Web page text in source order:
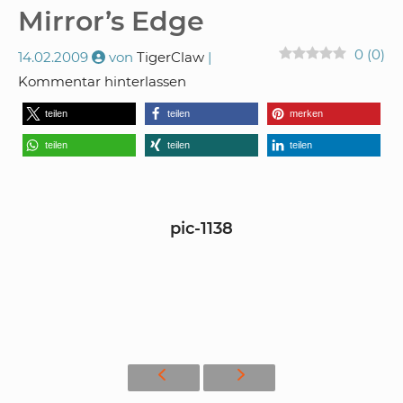
Mirror’s Edge
14.02.2009 von TigerClaw 0 (0)
Kommentar hinterlassen
teilen teilen merken
teilen teilen teilen
pic-1138